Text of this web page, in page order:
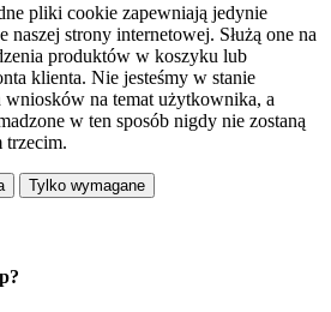
pliki cookie zapewniają jedynie
naszej strony internetowej. Służą one na
produktów w koszyku lub
klienta. Nie jesteśmy w stanie
wniosków na temat użytkownika, a
w ten sposób nigdy nie zostaną
trzecim.
Tylko wymagane